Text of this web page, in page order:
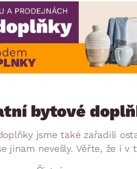
bytové
jsme také zařadili
jinam nevešly. Věřte, že i v